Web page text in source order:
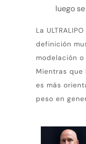
luego
La
definición
modelación
Mientras
es más
peso en